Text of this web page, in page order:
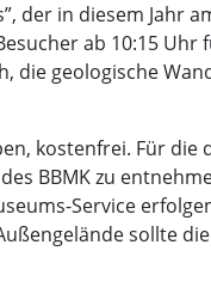
der in diesem Jahr
ab 10:15 Uhr
die geologische
kostenfrei. Für die
BBMK zu
Service
sollte